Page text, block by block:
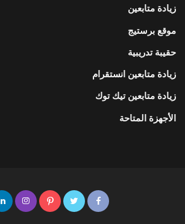
زيادة متابعين
موقع برستيج
حقيبة تدريبية
زيادة متابعين انستقرام
زيادة متابعين تيك توك
الأجهزة المتاحة